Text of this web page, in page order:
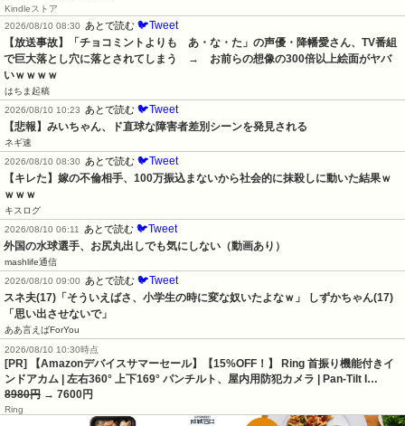
Kindleストア
2026/08/10 08:30
あとで読む 🐦Tweet
【放送事故】「チョコミントよりも　あ・な・た」の声優・降幡愛さん、TV番組
で巨大落とし穴に落とされてしまう　→　お前らの想像の300倍以上絵面がヤバ
いｗｗｗｗ
はちま起稿
2026/08/10 10:23
あとで読む 🐦Tweet
【悲報】みいちゃん、ド直球な障害者差別シーンを発見される
ネギ速
2026/08/10 08:30
あとで読む 🐦Tweet
【キレた】嫁の不倫相手、100万振込まないから社会的に抹殺しに動いた結果ｗ
ｗｗｗ
キスログ
2026/08/10 06:11
あとで読む 🐦Tweet
外国の水球選手、お尻丸出しでも気にしない（動画あり）
mashlife通信
2026/08/10 09:00
あとで読む 🐦Tweet
スネ夫(17)「そういえばさ、小学生の時に変な奴いたよなｗ」 しずかちゃん(17)
「思い出させないで」
ああ言えばForYou
2026/08/10 10:30時点
[PR] 【Amazonデバイスサマーセール】【15%OFF！】 Ring 首振り機能付きイ
ンドアカム | 左右360° 上下169° パンチルト、屋内用防犯カメラ | Pan-Tilt I…
8980円 → 7600円
Ring